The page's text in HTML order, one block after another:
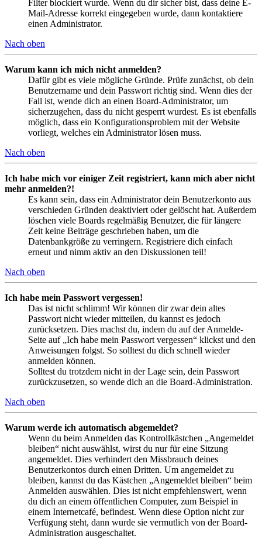
Filter blockiert wurde. Wenn du dir sicher bist, dass deine E-
Mail-Adresse korrekt eingegeben wurde, dann kontaktiere
einen Administrator.
Nach oben
Warum kann ich mich nicht anmelden?
Dafür gibt es viele mögliche Gründe. Prüfe zunächst, ob dein
Benutzername und dein Passwort richtig sind. Wenn dies der
Fall ist, wende dich an einen Board-Administrator, um
sicherzugehen, dass du nicht gesperrt wurdest. Es ist ebenfalls
möglich, dass ein Konfigurationsproblem mit der Website
vorliegt, welches ein Administrator lösen muss.
Nach oben
Ich habe mich vor einiger Zeit registriert, kann mich aber nicht
mehr anmelden?!
Es kann sein, dass ein Administrator dein Benutzerkonto aus
verschieden Gründen deaktiviert oder gelöscht hat. Außerdem
löschen viele Boards regelmäßig Benutzer, die für längere
Zeit keine Beiträge geschrieben haben, um die
Datenbankgröße zu verringern. Registriere dich einfach
erneut und nimm aktiv an den Diskussionen teil!
Nach oben
Ich habe mein Passwort vergessen!
Das ist nicht schlimm! Wir können dir zwar dein altes
Passwort nicht wieder mitteilen, du kannst es jedoch
zurücksetzen. Dies machst du, indem du auf der Anmelde-
Seite auf „Ich habe mein Passwort vergessen“ klickst und den
Anweisungen folgst. So solltest du dich schnell wieder
anmelden können.
Solltest du trotzdem nicht in der Lage sein, dein Passwort
zurückzusetzen, so wende dich an die Board-Administration.
Nach oben
Warum werde ich automatisch abgemeldet?
Wenn du beim Anmelden das Kontrollkästchen „Angemeldet
bleiben“ nicht auswählst, wirst du nur für eine Sitzung
angemeldet. Dies verhindert den Missbrauch deines
Benutzerkontos durch einen Dritten. Um angemeldet zu
bleiben, kannst du das Kästchen „Angemeldet bleiben“ beim
Anmelden auswählen. Dies ist nicht empfehlenswert, wenn
du dich an einem öffentlichen Computer, zum Beispiel in
einem Internetcafé, befindest. Wenn diese Option nicht zur
Verfügung steht, dann wurde sie vermutlich von der Board-
Administration ausgeschaltet.